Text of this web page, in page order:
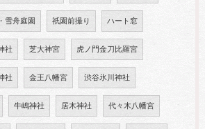
雪舟庭園 祇園前撮り ハート窓
社 芝大神宮 虎ノ門金刀比羅宮
社 金王八幡宮 渋谷氷川神社
牛嶋神社 居木神社 代々木八幡宮